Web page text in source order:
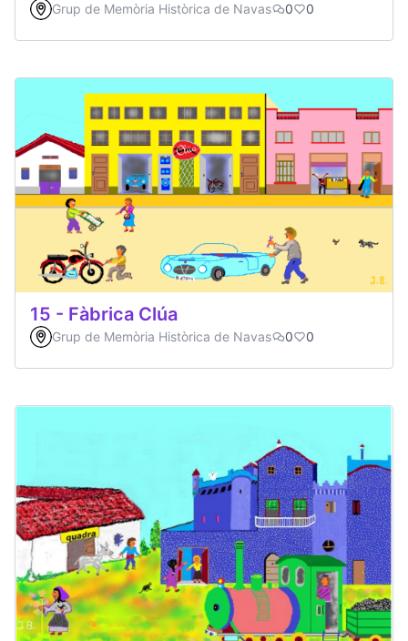
Grup de Memòria Històrica de Navas 0 0
15 - Fàbrica Clúa
Grup de Memòria Històrica de Navas 0 0